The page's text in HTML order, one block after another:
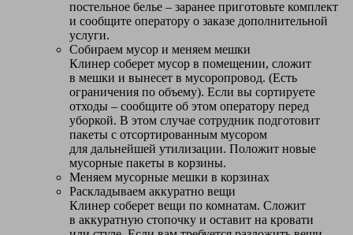
постельное белье – заранее приготовьте комплект
и сообщите оператору о заказе дополнительной
услуги.
Собираем мусор и меняем мешки
Клинер соберет мусор в помещении, сложит
в мешки и вынесет в мусоропровод. (Есть
ограничения по объему). Если вы сортируете
отходы – сообщите об этом оператору перед
уборкой. В этом случае сотрудник подготовит
пакеты с отсортированным мусором
для дальнейшей утилизации. Положит новые
мусорные пакеты в корзины.
Меняем мусорные мешки в корзинах
Раскладываем аккуратно вещи
Клинер соберет вещи по комнатам. Сложит
в аккуратную стопочку и оставит на кровати